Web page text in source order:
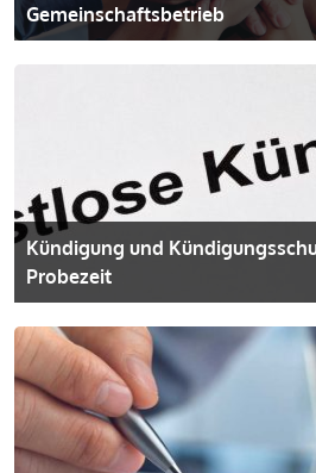
Gemeinschafts­betrieb
Kündigung und
Probezeit